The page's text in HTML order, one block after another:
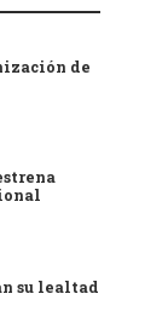
de
su lealtad